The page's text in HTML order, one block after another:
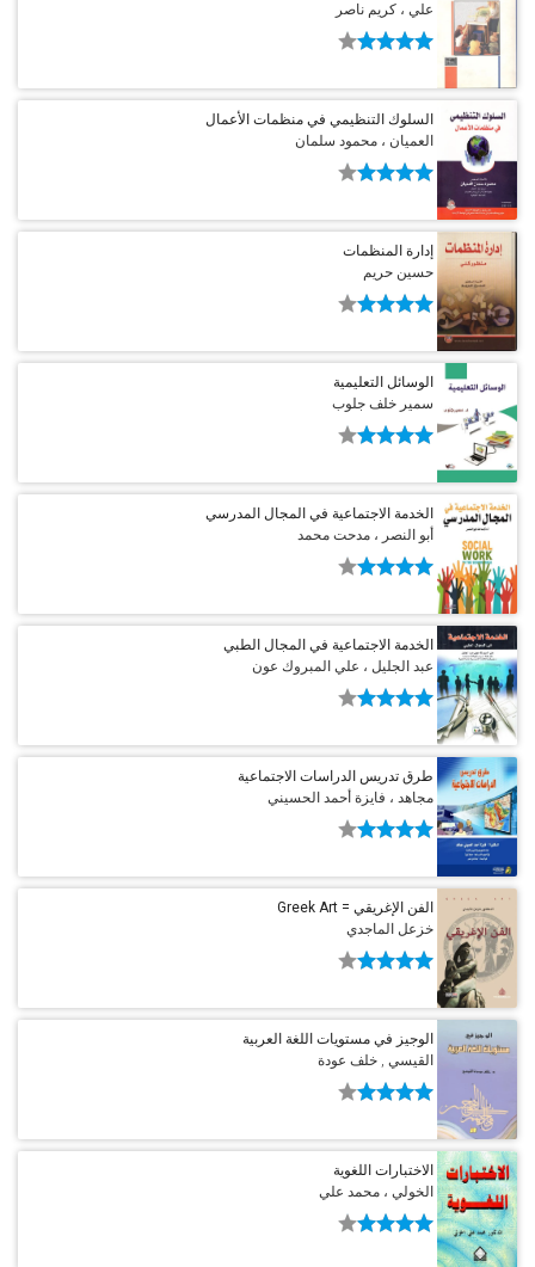
علي ، كريم ناصر
السلوك التنظيمي في منظمات الأعمال
العميان ، محمود سلمان
إدارة المنظمات
حسين حريم
الوسائل التعليمية
سمير خلف جلوب
الخدمة الاجتماعية في المجال المدرسي
أبو النصر ، مدحت محمد
الخدمة الاجتماعية في المجال الطبي
عبد الجليل ، علي المبروك عون
طرق تدريس الدراسات الاجتماعية
مجاهد ، فايزة أحمد الحسيني
الفن الإغريقي = Greek Art
خزعل الماجدي
الوجيز في مستويات اللغة العربية
القيسي , خلف عودة
الاختبارات اللغوية
الخولي ، محمد علي